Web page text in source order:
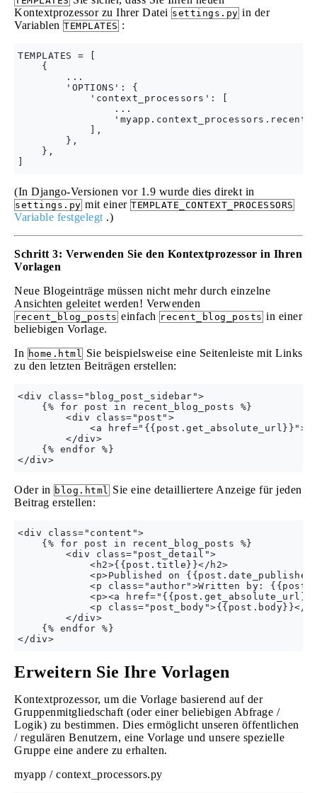
Kontextprozessor zu Ihrer Datei settings.py in der
Variablen TEMPLATES :
TEMPLATES = [
    {
        ...
        'OPTIONS': {
            'context_processors': [
                ...
            ],
        },
    },
(In Django-Versionen vor 1.9 wurde dies direkt in
settings.py mit einer TEMPLATE_CONTEXT_PROCESSORS
Variable festgelegt .)
Schritt 3: Verwenden Sie den Kontextprozessor in Ihren
Vorlagen
Neue Blogeinträge müssen nicht mehr durch einzelne
Ansichten geleitet werden! Verwenden
recent_blog_posts einfach recent_blog_posts in einer
beliebigen Vorlage.
In home.html Sie beispielsweise eine Seitenleiste mit Links
zu den letzten Beiträgen erstellen:
<div class="blog_post_sidebar">
    {% for post in recent_blog_posts %}
        <div class="post">
<a
        </div>
    {% endfor %}
Oder in blog.html Sie eine detailliertere Anzeige für jeden
Beitrag erstellen:
<div class="content">
    {% for post in recent_blog_posts %}
        <div class="post_detail">
            <h2>{{post.title}}</h2>
<p>Published on
<p class="author">Written by:
<p><a
<p class="post_body">{{post.body}}</
        </div>
    {% endfor %}
Erweitern Sie Ihre Vorlagen
Kontextprozessor, um die Vorlage basierend auf der
Gruppenmitgliedschaft (oder einer beliebigen Abfrage /
Logik) zu bestimmen. Dies ermöglicht unseren öffentlichen
/ regulären Benutzern, eine Vorlage und unsere spezielle
Gruppe eine andere zu erhalten.
myapp / context_processors.py